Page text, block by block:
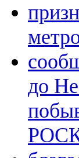
до